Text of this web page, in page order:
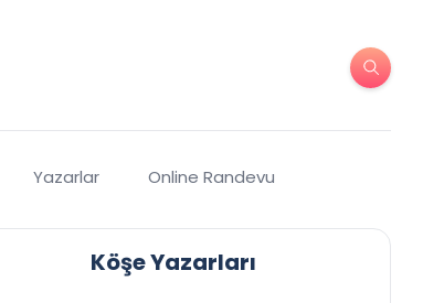
Yazarlar Online Randevu
Köşe Yazarları